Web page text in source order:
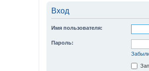
Вход
Имя пользователя:
Пароль: